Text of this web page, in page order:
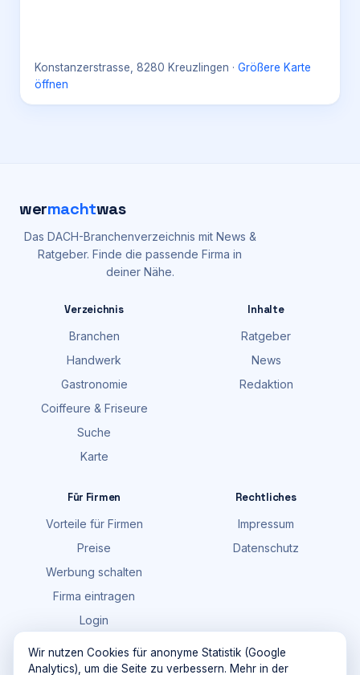
Konstanzerstrasse, 8280 Kreuzlingen · Größere Karte
öffnen
wermachtwas
Das DACH-Branchenverzeichnis mit News &
Ratgeber. Finde die passende Firma in
deiner Nähe.
Verzeichnis
Branchen
Handwerk
Gastronomie
Coiffeure & Friseure
Suche
Karte
Inhalte
Ratgeber
News
Redaktion
Für Firmen
Vorteile für Firmen
Preise
Werbung schalten
Firma eintragen
Login
Rechtliches
Impressum
Datenschutz
Wir nutzen Cookies für anonyme Statistik (Google
Analytics), um die Seite zu verbessern. Mehr in der